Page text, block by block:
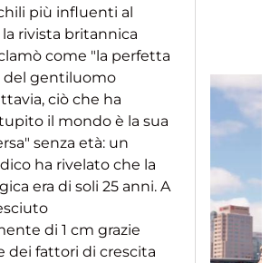
più influenti al
rivista britannica
come "la perfetta
del gentiluomo
ciò che ha
il mondo è la sua
senza età: un
ha rivelato che la
era di soli 25 anni. A
di 1 cm grazie
dei fattori di crescita